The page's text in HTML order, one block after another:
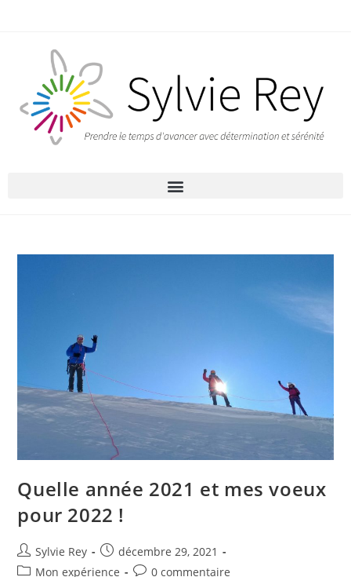
Quelle année 2021 et mes voeux
pour 2022 !
Sylvie Rey
décembre 29, 2021
Mon expérience
0 commentaire